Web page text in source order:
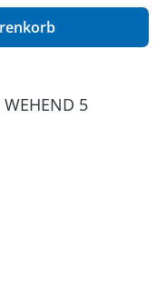
Wert
WEHEND 5